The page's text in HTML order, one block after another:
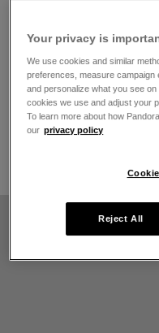
Lunes
Martes
Miércoles
Jueves
Viernes
Sábado
Your privacy is
We use cookies and similar
preferences, measure
and personalize what you see
cookies we use and adjust your
To learn more about how
our privacy policy
Reject All